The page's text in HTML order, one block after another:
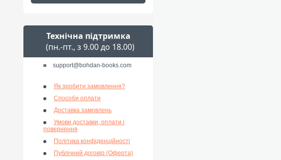
Технічна підтримка
(пн.-пт., з 9.00 до 18.00)
support@bohdan-books.com
Як зробити замовлення?
Способи оплати
Доставка замовлень
Умови доставки, оплати і
повернення
Політика конфіденційності
Публічний договір (Оферта)